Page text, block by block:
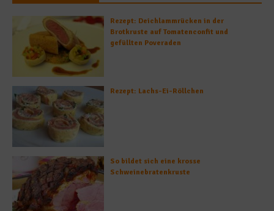
Rezept: Deichlammrücken in der
Brotkruste auf Tomatenconfit und
gefüllten Poveraden
Rezept: Lachs-Ei-Röllchen
So bildet sich eine krosse
Schweinebratenkruste